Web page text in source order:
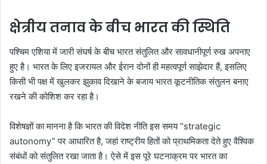
क्षेत्रीय तनाव के बीच भारत की स्थिति
पश्चिम एशिया में जारी संघर्ष के बीच भारत संतुलित और सावधानीपूर्ण रुख अपनाए
हुए है। भारत के लिए इजरायल और ईरान दोनों ही महत्वपूर्ण साझेदार हैं, इसलिए
किसी भी पक्ष में खुलकर झुकाव दिखाने के बजाय भारत कूटनीतिक संतुलन बनाए
रखने की कोशिश कर रहा है।
विशेषज्ञों का मानना है कि भारत की विदेश नीति इस समय “strategic
autonomy” पर आधारित है, जहां राष्ट्रीय हितों को प्राथमिकता देते हुए वैश्विक
संबंधों को संतुलित रखा जाता है। ऐसे में इस पूरे घटनाक्रम पर भारत का